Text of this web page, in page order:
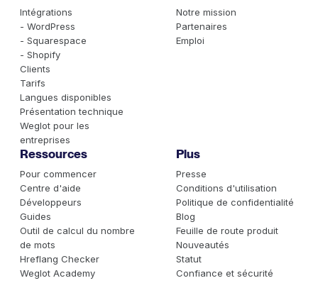
Intégrations
- WordPress
- Squarespace
- Shopify
Clients
Tarifs
Langues disponibles
Présentation technique
Weglot pour les
entreprises
Notre mission
Partenaires
Emploi
Ressources
Pour commencer
Centre d'aide
Développeurs
Guides
Outil de calcul du nombre
de mots
Hreflang Checker
Weglot Academy
Plus
Presse
Conditions d'utilisation
Politique de confidentialité
Blog
Feuille de route produit
Nouveautés
Statut
Confiance et sécurité